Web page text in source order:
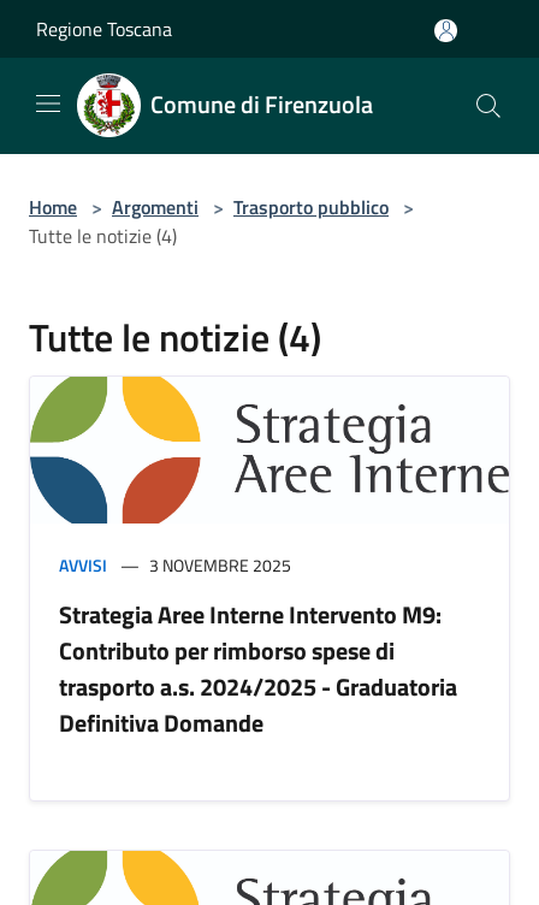
Regione Toscana
Comune di Firenzuola
Home > Argomenti > Trasporto pubblico >
Tutte le notizie (4)
Tutte le notizie (4)
AVVISI 3 NOVEMBRE 2025
Strategia Aree Interne Intervento M9:
Contributo per rimborso spese di
trasporto a.s. 2024/2025 - Graduatoria
Definitiva Domande